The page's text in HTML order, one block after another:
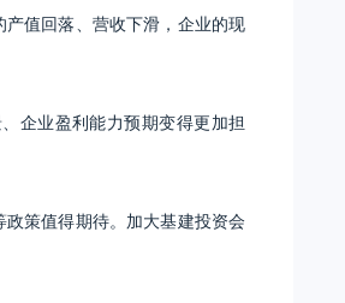
值回落、营收下滑，企业的现
企业盈利能力预期变得更加担
策值得期待。加大基建投资会